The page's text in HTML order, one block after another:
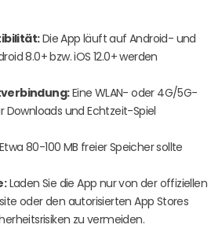
Die App läuft auf Android- und
8.0+ bzw. iOS 12.0+ werden
Eine WLAN- oder 4G/5G-
Downloads und Echtzeit-Spiel
80-100 MB freier Speicher sollte
Laden Sie die App nur von der offiziellen
oder den autorisierten App Stores
zu vermeiden.